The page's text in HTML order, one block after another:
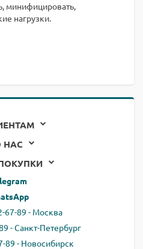
минифицировать,
нагрузки.
НАС
67-89 - Москва
- Санкт-Петербург
89 - Новосибирск